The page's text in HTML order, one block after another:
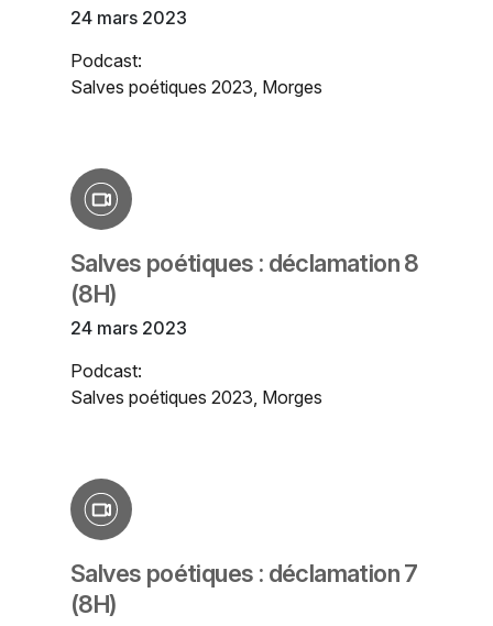
24 mars 2023
Podcast:
Salves poétiques 2023, Morges
Salves poétiques : déclamation 8
(8H)
24 mars 2023
Podcast:
Salves poétiques 2023, Morges
Salves poétiques : déclamation 7
(8H)